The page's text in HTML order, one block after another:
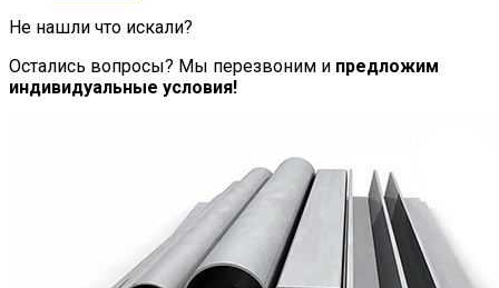
Не нашли что искали?
Остались вопросы? Мы перезвоним и предложим
индивидуальные условия!